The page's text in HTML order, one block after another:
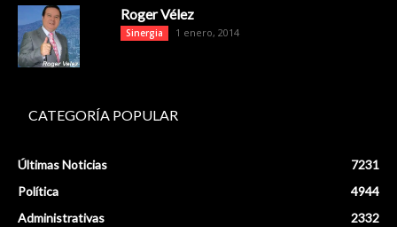
Roger Vélez
Sinergia 1 enero, 2014
CATEGORÍA POPULAR
Últimas Noticias
7231
Política
4944
Administrativas
2332